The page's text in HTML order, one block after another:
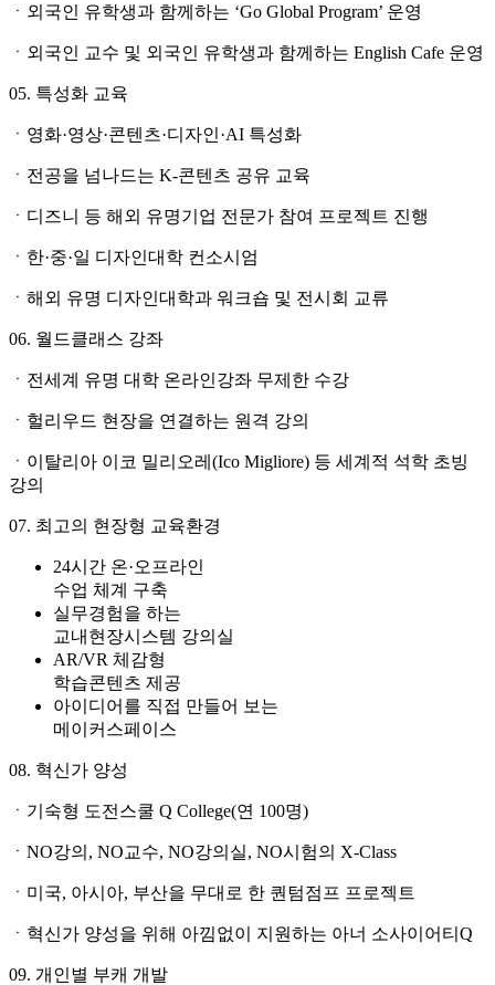
ㆍ외국인 유학생과 함께하는 ‘Go Global Program’ 운영
ㆍ외국인 교수 및 외국인 유학생과 함께하는 English Cafe 운영
05. 특성화 교육
ㆍ영화·영상·콘텐츠·디자인·AI 특성화
ㆍ전공을 넘나드는 K-콘텐츠 공유 교육
ㆍ디즈니 등 해외 유명기업 전문가 참여 프로젝트 진행
ㆍ한·중·일 디자인대학 컨소시엄
ㆍ해외 유명 디자인대학과 워크숍 및 전시회 교류
06. 월드클래스 강좌
ㆍ전세계 유명 대학 온라인강좌 무제한 수강
ㆍ헐리우드 현장을 연결하는 원격 강의
ㆍ이탈리아 이코 밀리오레(Ico Migliore) 등 세계적 석학 초빙
강의
07. 최고의 현장형 교육환경
24시간 온·오프라인
수업 체계 구축
실무경험을 하는
교내현장시스템 강의실
AR/VR 체감형
학습콘텐츠 제공
아이디어를 직접 만들어 보는
메이커스페이스
08. 혁신가 양성
ㆍ기숙형 도전스쿨 Q College(연 100명)
ㆍNO강의, NO교수, NO강의실, NO시험의 X-Class
ㆍ미국, 아시아, 부산을 무대로 한 퀀텀점프 프로젝트
ㆍ혁신가 양성을 위해 아낌없이 지원하는 아너 소사이어티Q
09. 개인별 부캐 개발